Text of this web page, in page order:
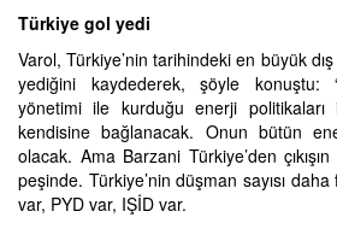
Türkiye gol yedi
Varol, Türkiye’nin tarihindeki en büyük
yediğini kaydederek, şöyle konuştu:
yönetimi ile kurduğu enerji
kendisine bağlanacak. Onun bütün
olacak. Ama Barzani Türkiye’den çıkışın
peşinde. Türkiye’nin düşman sayısı
var, PYD var, IŞİD var.